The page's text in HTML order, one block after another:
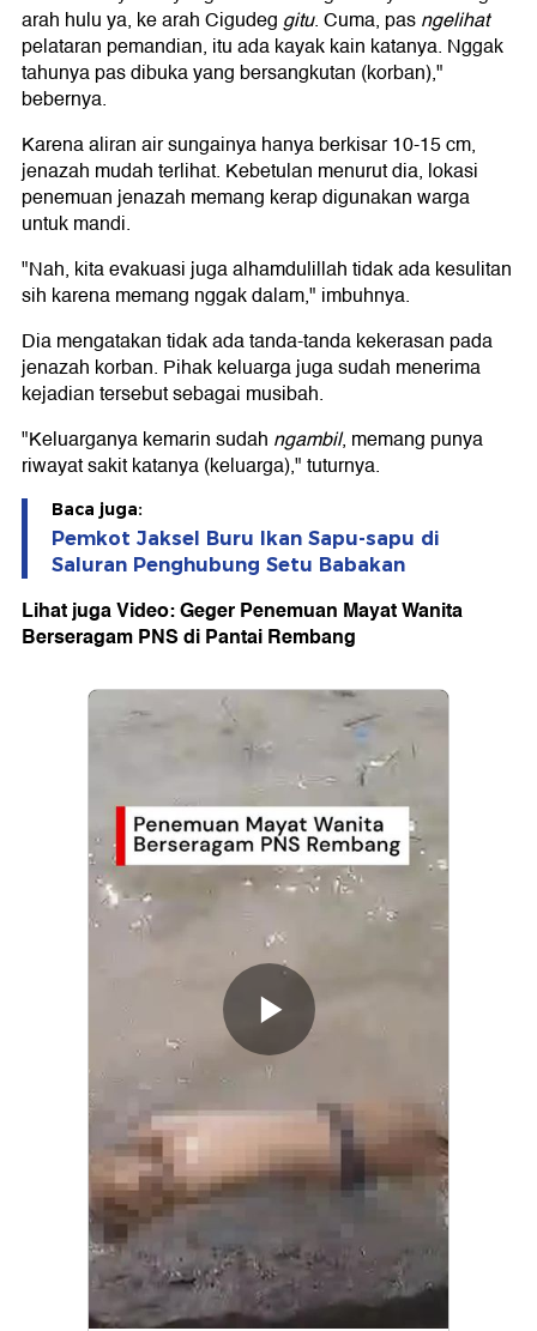
arah hulu ya, ke arah Cigudeggitu. Cuma, pasngelihat
pelataran pemandian, itu ada kayak kain katanya. Nggak
tahunya pas dibuka yang bersangkutan (korban),"
bebernya.
Karena aliran air sungainya hanya berkisar 10-15 cm,
jenazah mudah terlihat. Kebetulan menurut dia, lokasi
penemuan jenazah memang kerap digunakan warga
untuk mandi.
"Nah, kita evakuasi juga alhamdulillah tidak ada kesulitan
sih karena memang nggak dalam," imbuhnya.
Dia mengatakan tidak ada tanda-tanda kekerasan pada
jenazah korban. Pihak keluarga juga sudah menerima
kejadian tersebut sebagai musibah.
"Keluarganya kemarin sudah ngambil, memang punya
riwayat sakit katanya (keluarga)," tuturnya.
Baca juga:
Pemkot Jaksel Buru Ikan Sapu-sapu di
Saluran Penghubung Setu Babakan
Lihat juga Video: Geger Penemuan Mayat Wanita
Berseragam PNS di Pantai Rembang